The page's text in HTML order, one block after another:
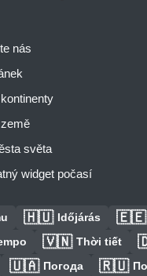
nás
světa
widget počasí
🇭🇺 Időjárás 🇪🇪
🇻🇳 Thời tiết
🇺🇦 Погода 🇷🇺